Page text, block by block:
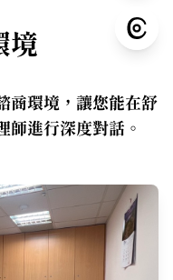
境
商環境，讓您能在舒
師進行深度對話。